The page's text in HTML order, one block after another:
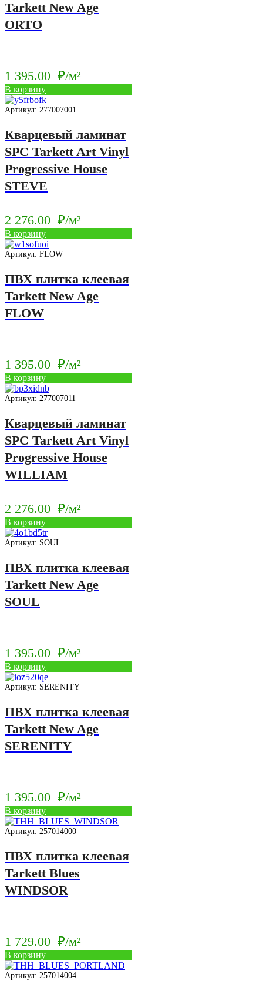
Tarkett New Age
ORTO
1 395.00 ₽/м²
В корзину
Артикул: 277007001
Кварцевый ламинат
SPC Tarkett Art Vinyl
Progressive House
STEVE
2 276.00 ₽/м²
В корзину
Артикул: FLOW
ПВХ плитка клеевая
Tarkett New Age
FLOW
1 395.00 ₽/м²
В корзину
Артикул: 277007011
Кварцевый ламинат
SPC Tarkett Art Vinyl
Progressive House
WILLIAM
2 276.00 ₽/м²
В корзину
Артикул: SOUL
ПВХ плитка клеевая
Tarkett New Age
SOUL
1 395.00 ₽/м²
В корзину
Артикул: SERENITY
ПВХ плитка клеевая
Tarkett New Age
SERENITY
1 395.00 ₽/м²
В корзину
Артикул: 257014000
ПВХ плитка клеевая
Tarkett Blues
WINDSOR
1 729.00 ₽/м²
В корзину
Артикул: 257014004